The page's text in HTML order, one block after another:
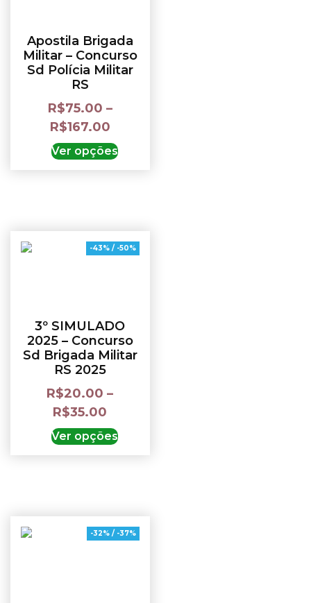
Apostila Brigada
Militar – Concurso
Sd Polícia Militar
RS
R$75.00 –
R$167.00
Ver opções
-43% / -50%
3º SIMULADO
2025 – Concurso
Sd Brigada Militar
RS 2025
R$20.00 –
R$35.00
Ver opções
-32% / -37%